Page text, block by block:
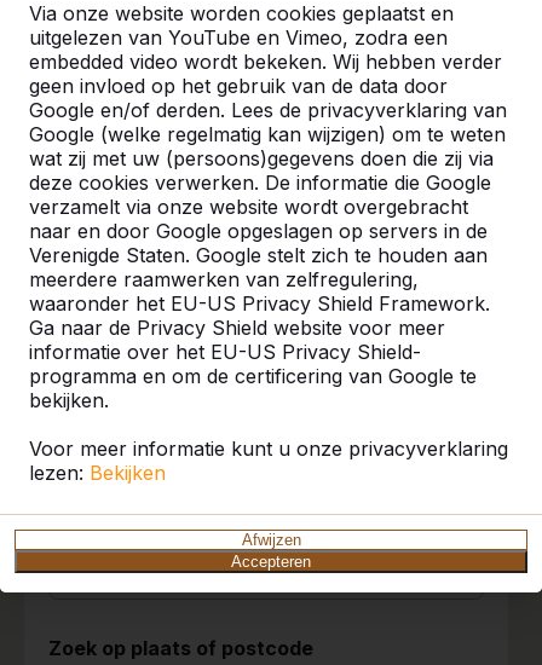
Via onze website worden cookies geplaatst en
uitgelezen van YouTube en Vimeo, zodra een
embedded video wordt bekeken. Wij hebben verder
geen invloed op het gebruik van de data door
Google en/of derden. Lees de privacyverklaring van
Google (welke regelmatig kan wijzigen) om te weten
wat zij met uw (persoons)gegevens doen die zij via
deze cookies verwerken. De informatie die Google
verzamelt via onze website wordt overgebracht
naar en door Google opgeslagen op servers in de
Verenigde Staten. Google stelt zich te houden aan
meerdere raamwerken van zelfregulering,
waaronder het EU-US Privacy Shield Framework.
Ga naar de Privacy Shield website voor meer
informatie over het EU-US Privacy Shield-
programma en om de certificering van Google te
bekijken.
Voor meer informatie kunt u onze privacyverklaring
lezen: Bekijken
Afwijzen
Accepteren
10
Het verplaatsen van de tafel was in no-time
gebeurd!
Veilig verlopen!
Een mooi hulpmiddel voor op de palletwagen!
Ruud Oerlemans
28-06-2017
8
naar tevredenheid is alles afgewerkt
Adrie Ketelaars
09-12-2016
Referenties
U vindt onze producten in heel Europa en
zelfs daarbuiten. Bekijk hier waar bij u in de
buurt al een HeBlad product staat.
Product
Alles weergeven
Categorie
Alles weergeven
Zoek op plaats of postcode